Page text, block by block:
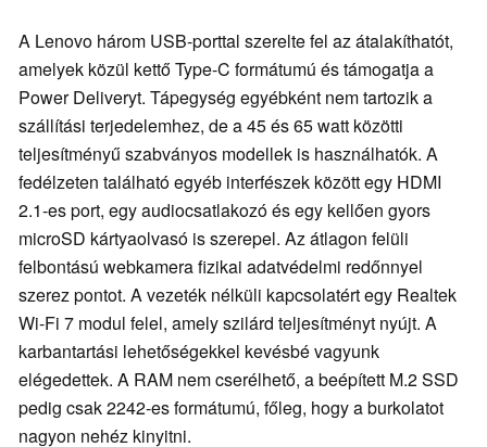
A Lenovo három USB-porttal szerelte fel az átalakíthatót,
amelyek közül kettő Type-C formátumú és támogatja a
Power Deliveryt. Tápegység egyébként nem tartozik a
szállítási terjedelemhez, de a 45 és 65 watt közötti
teljesítményű szabványos modellek is használhatók. A
fedélzeten található egyéb interfészek között egy HDMI
2.1-es port, egy audiocsatlakozó és egy kellően gyors
microSD kártyaolvasó is szerepel. Az átlagon felüli
felbontású webkamera fizikai adatvédelmi redőnnyel
szerez pontot. A vezeték nélküli kapcsolatért egy Realtek
Wi-Fi 7 modul felel, amely szilárd teljesítményt nyújt. A
karbantartási lehetőségekkel kevésbé vagyunk
elégedettek. A RAM nem cserélhető, a beépített M.2 SSD
pedig csak 2242-es formátumú, főleg, hogy a burkolatot
nagyon nehéz kinyitni.